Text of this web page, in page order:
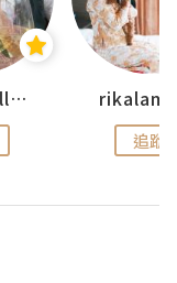
思思賢 ChillMyBabe
追蹤